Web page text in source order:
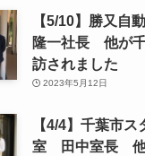
【5/10】勝又自
隆一社長 他が
訪されました
2023年5月12日
【4/4】千葉市
室 田中室長 他